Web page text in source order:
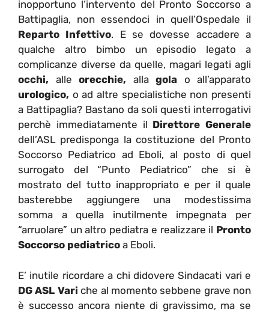
inopportuno l’intervento del Pronto Soccorso a
Battipaglia, non essendoci in quell’Ospedale il
Reparto Infettivo. E se dovesse accadere a
qualche altro bimbo un episodio legato a
complicanze diverse da quelle, magari legati agli
occhi, alle orecchie, alla gola o all’apparato
urologico, o ad altre specialistiche non presenti
a Battipaglia? Bastano da soli questi interrogativi
perchè immediatamente il Direttore Generale
dell’ASL predisponga la costituzione del Pronto
Soccorso Pediatrico ad Eboli, al posto di quel
surrogato del “Punto Pediatrico” che si è
mostrato del tutto inappropriato e per il quale
basterebbe aggiungere una modestissima
somma a quella inutilmente impegnata per
“arruolare” un altro pediatra e realizzare il Pronto
Soccorso pediatrico a Eboli.
E’ inutile ricordare a chi didovere Sindacati vari e
DG ASL Vari che al momento sebbene grave non
è successo ancora niente di gravissimo, ma se